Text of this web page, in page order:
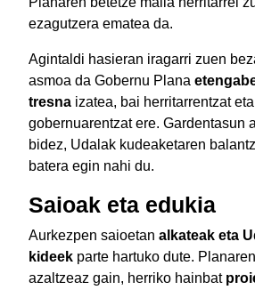
ezagutzera ematea da.
Agintaldi hasieran iragarri zuen
asmoa da Gobernu Plana
tresna izatea, bai herritarrentzat
gobernuarentzat ere. Gardentasun
bidez, Udalak kudeaketaren
batera egin nahi du.
Saioak eta edukia
Aurkezpen saioetan alkateak eta
kideek parte hartuko dute.
azaltzeaz gain, herriko hainbat